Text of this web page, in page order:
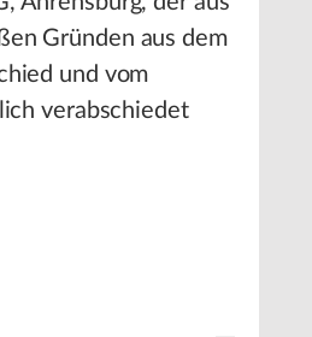
Gründen aus dem
und vom
verabschiedet